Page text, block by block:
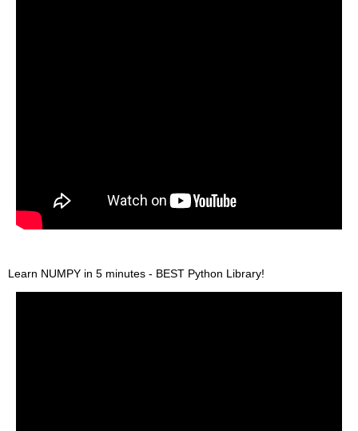
Learn NUMPY in 5 minutes - BEST Python Library!